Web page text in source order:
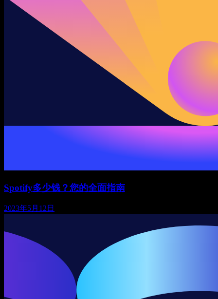
Spotify多少钱？您的全面指南
2023年5月12日